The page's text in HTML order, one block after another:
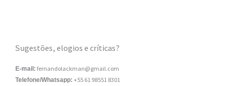
Sugestões, elogios e críticas?
E-mail: fernandolackman@gmail.com
Telefone/Whatsapp: +55 61 98551 8301